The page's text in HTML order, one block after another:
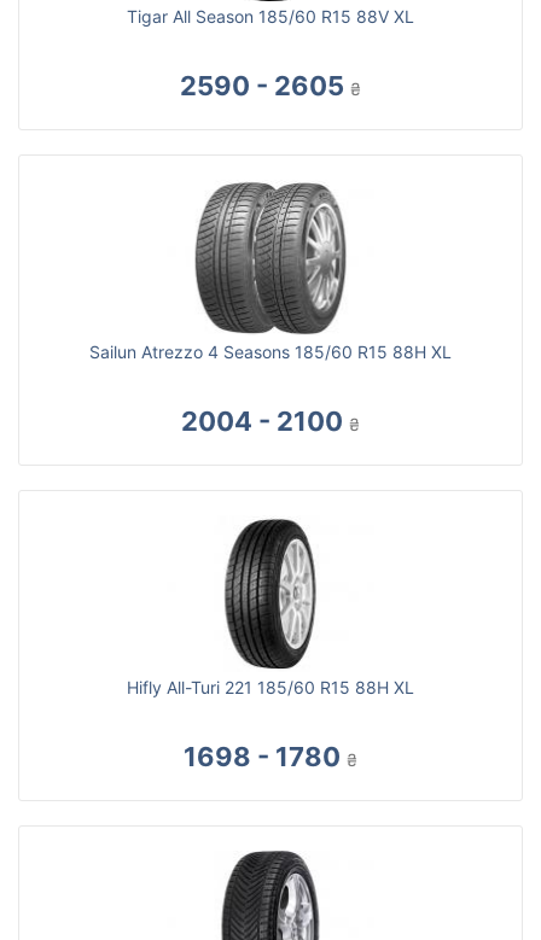
Tigar All Season 185/60 R15 88V XL
2590 - 2605 ₴
Sailun Atrezzo 4 Seasons 185/60 R15 88H XL
2004 - 2100 ₴
Hifly All-Turi 221 185/60 R15 88H XL
1698 - 1780 ₴